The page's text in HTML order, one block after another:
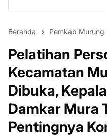
Beranda Pemkab Murung
Pelatihan
Kecamatan
Dibuka,
Damkar Mura
Pentingnya